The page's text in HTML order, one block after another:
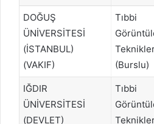
DOĞUŞ
ÜNİVERSİTESİ
(İSTANBUL)
(VAKIF)
Tıbbi
(Burslu)
IĞDIR
ÜNİVERSİTESİ
(DEVLET)
Tıbbi